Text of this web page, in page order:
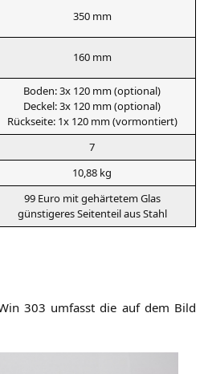
350 mm
160 mm
Boden: 3x 120 mm (optio­nal)
Deckel: 3x 120 mm (optio­nal)
Rück­sei­te: 1x 120 mm (vor­mon­tiert)
7
10,88 kg
99 Euro mit gehär­te­tem Glas
güns­ti­ge­res Sei­ten­teil aus Stahl
303 umfasst die auf dem Bild